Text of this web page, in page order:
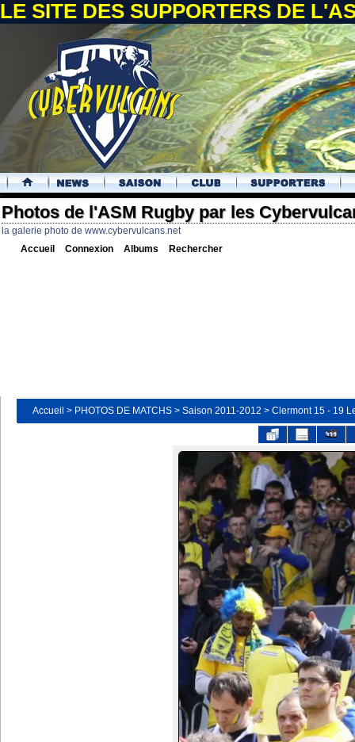
LE SITE DES SUPPORTERS DE
.
Photos de l'ASM Rugby par les
la galerie photo de www.cybervulcans.net
Accueil Connexion Albums Rechercher
Accueil > PHOTOS DE MATCHS > Saison 2011-2012 > Clermont 15 - 19